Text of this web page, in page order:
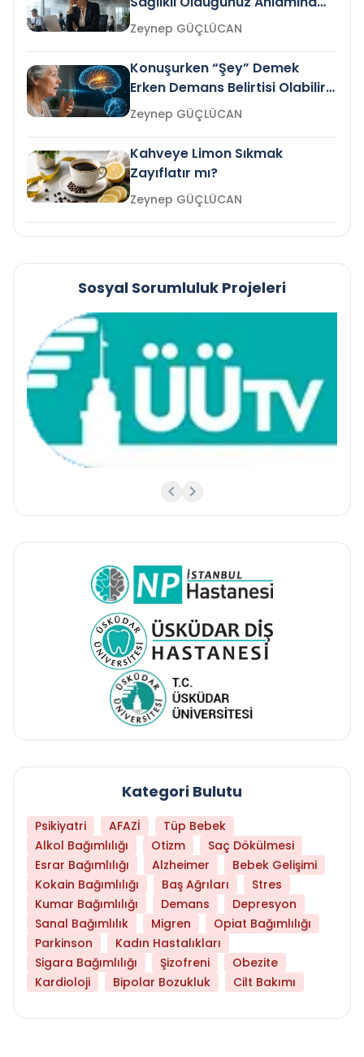
Gelir mi?Zeynep GÜÇLÜCAN
Konuşurken “Şey” Demek
Erken Demans Belirtisi Olabilir
mi?
Zeynep GÜÇLÜCAN
Kahveye Limon Sıkmak
Zayıflatır mı?
Zeynep GÜÇLÜCAN
Sosyal Sorumluluk Projeleri
Kategori Bulutu
Psikiyatri AFAZİ
Tüp Bebek
Alkol Bağımlılığı
Otizm
Saç Dökülmesi
Esrar Bağımlılığı
Alzheimer
Bebek Gelişimi
Kokain Bağımlılığı
Baş Ağrıları
Stres
Kumar Bağımlılığı
Demans
Depresyon
Sanal Bağımlılık
Migren
Opiat Bağımlılığı
Parkinson
Kadın Hastalıkları
Sigara Bağımlılığı
Şizofreni
Obezite
Kardioloji
Bipolar Bozukluk Cilt Bakımı